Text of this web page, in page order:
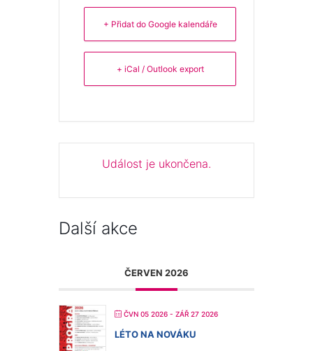
+ Přidat do Google kalendáře
+ iCal / Outlook export
Událost je ukončena.
Další akce
ČERVEN 2026
ČVN 05 2026 - ZÁŘ 27 2026
LÉTO NA NOVÁKU